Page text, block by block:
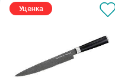
Уценка